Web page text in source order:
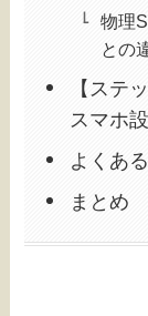
物理
との
【ステ
スマホ
よくあ
まとめ